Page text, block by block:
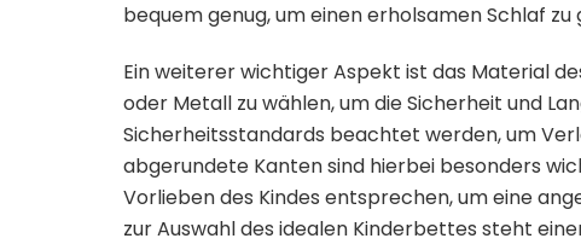
bequem genug, um einen erholsamen Schlaf zu
Ein weiterer wichtiger Aspekt ist das Material
oder Metall zu wählen, um die Sicherheit und
Sicherheitsstandards beachtet werden, um
abgerundete Kanten sind hierbei besonders
Vorlieben des Kindes entsprechen, um eine
zur Auswahl des idealen Kinderbettes steht